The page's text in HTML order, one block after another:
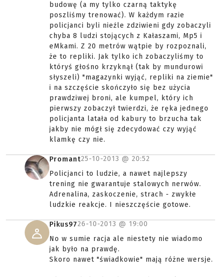
budowę (a my tylko czarną taktykę
poszliśmy trenować). W każdym razie
policjanci byli nieźle zdziwieni gdy zobaczyli
chyba 8 ludzi stojących z Kałaszami, Mp5 i
eMkami. Z 20 metrów wątpie by rozpoznali,
że to repliki. Jak tylko ich zobaczyliśmy to
któryś głośno krzyknął (tak by mundurowi
słyszeli) "magazynki wyjąć, repliki na ziemie"
i na szczęście skończyło się bez użycia
prawdziwej broni, ale kumpel, który ich
pierwszy zobaczył twierdzi, że ręka jednego
policjanta latała od kabury to brzucha tak
jakby nie mógł się zdecydować czy wyjąć
klamkę czy nie.
Promant25-10-2013 @ 20:52
Policjanci to ludzie, a nawet najlepszy
trening nie gwarantuje stalowych nerwów.
Adrenalina, zaskoczenie, strach - zwykłe
ludzkie reakcje. I nieszczęście gotowe.
Pikus9726-10-2013 @ 19:00
No w sumie racja ale niestety nie wiadomo
jak było na prawdę.
Skoro nawet "świadkowie" mają różne wersje.